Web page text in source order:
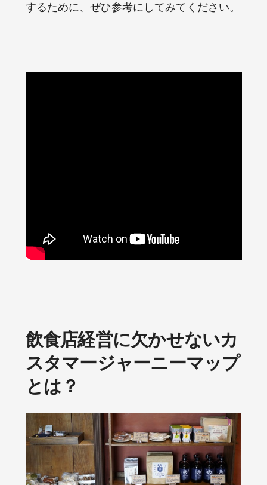
するために、ぜひ参考にしてみてください。
飲食店経営に欠かせないカ
スタマージャーニーマップ
とは？